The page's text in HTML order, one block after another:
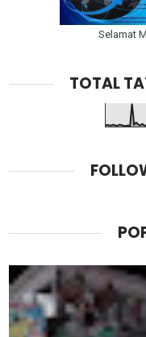
Selamat
TOTAL